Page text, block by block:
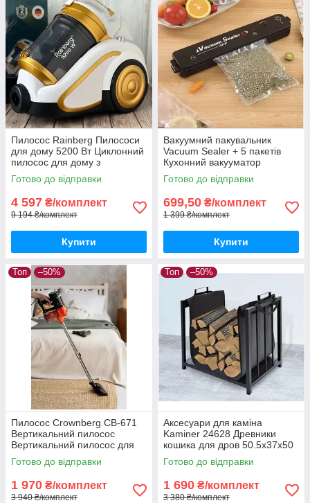
Пилосос Rainberg Пилососи
для дому 5200 Вт Циклонний
пилосос для дому з
контейнером Пилосос без
мішка для збирання пилу
Готово до відправки
4 597 ₴/комплект
9 194 ₴/комплект
Купити
Вакуумний пакувальник
Vacuum Sealer + 5 пакетів
Кухонний вакууматор
Вакууматор для продуктів
(Вакуумні пакувальники
Готово до відправки
699,50 ₴/комплект
1 399 ₴/комплект
Купити
Топ –50%
Пилосос Crownberg CB-671
Вертикальний пилосос
Вертикальний пилосос для
сухого прибирання (Пилосос
для підтримання чистоти в
Готово до відправки
1 970 ₴/комплект
3 940 ₴/комплект
Топ –50%
Аксесуари для каміна
Kaminer 24628 Древники
кошика для дров 50.5x37x50
см Дров'яна для каміна
Сучасний дровник
Готово до відправки
1 690 ₴/комплект
3 380 ₴/комплект